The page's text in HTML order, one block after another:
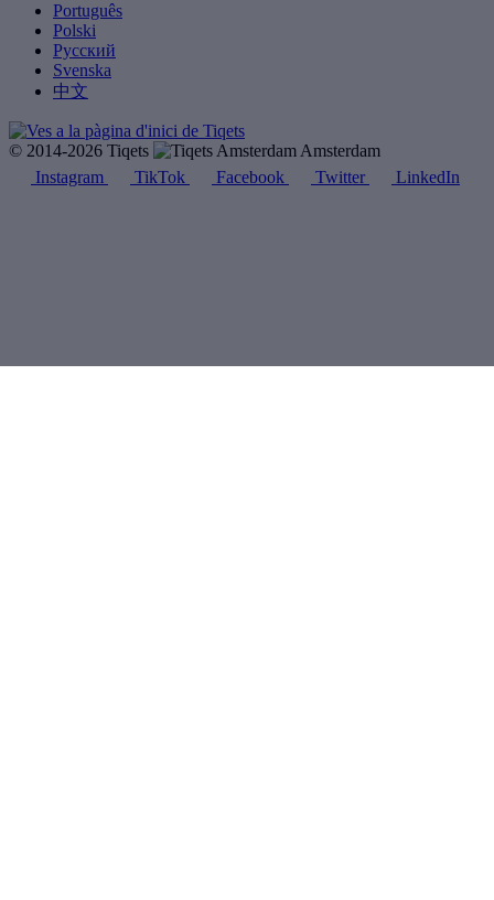
Português
Polski
Русский
Svenska
中文
© 2014-2026 Tiqets
Amsterdam
Instagram
TikTok Facebook Twitter LinkedIn